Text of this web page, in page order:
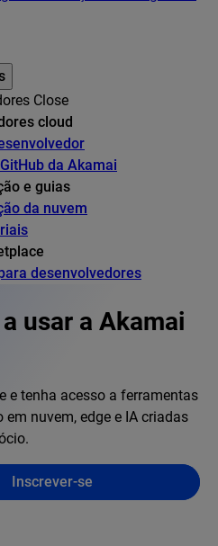
Close
cloud
da Akamai
e guias
da nuvem
desenvolvedores
usar a Akamai
e tenha acesso a ferramentas
nuvem, edge e IA criadas
Inscrever-se